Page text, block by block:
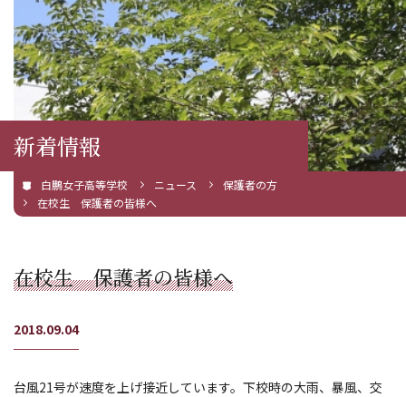
新着情報
白鵬女子高等学校 ニュース
保護者の方
在校生 保護者の皆様へ
在校生 保護者の皆様へ
2018.09.04
台風21号が速度を上げ接近しています。下校時の大雨、暴風、交